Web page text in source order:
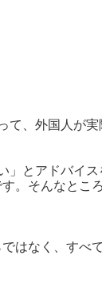
て、外国人が
」とアドバイ
。そんなとこ
はなく、すべ